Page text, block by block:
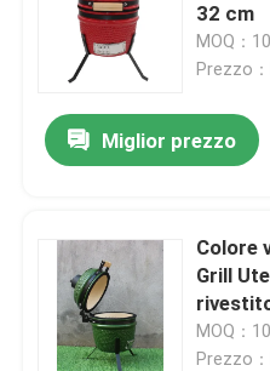
32 cm
MOQ：
Prezzo
Miglior prezzo
Colore
Grill
MOQ：
Prezzo